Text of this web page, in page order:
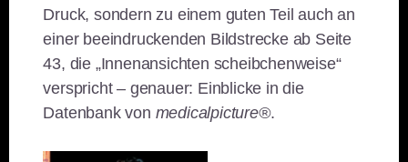
Druck, sondern zu einem guten Teil auch an
einer beeindruckenden Bildstrecke ab Seite
43, die „Innenansichten scheibchenweise“
verspricht – genauer: Einblicke in die
Datenbank von medicalpicture®.